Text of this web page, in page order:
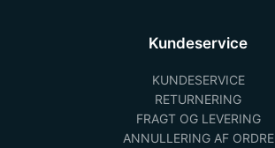
Kundeservice
KUNDESERVICE
RETURNERING
FRAGT OG LEVERING
ANNULLERING AF ORDRE